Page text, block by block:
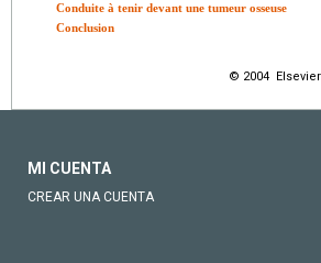
Conduite à tenir devant une tumeur osseuse
Conclusion
© 2004
MI CUENTA
CREAR UNA CUENTA